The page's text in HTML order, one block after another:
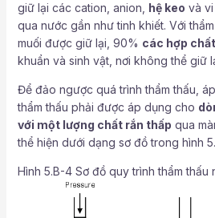
giữ lại các cation, anion, hệ keo và
qua nước gần như tinh khiết. Với
muối được giữ lại, 90% các hợp
khuẩn và sinh vật, nơi không thể giữ
Để đảo ngược quá trình thẩm thấu,
thẩm thấu phải được áp dụng cho
với một lượng chất rắn thấp qua
thể hiện dưới dạng sơ đồ trong hình
Hình 5.B-4 Sơ đồ quy trình thẩm thấu